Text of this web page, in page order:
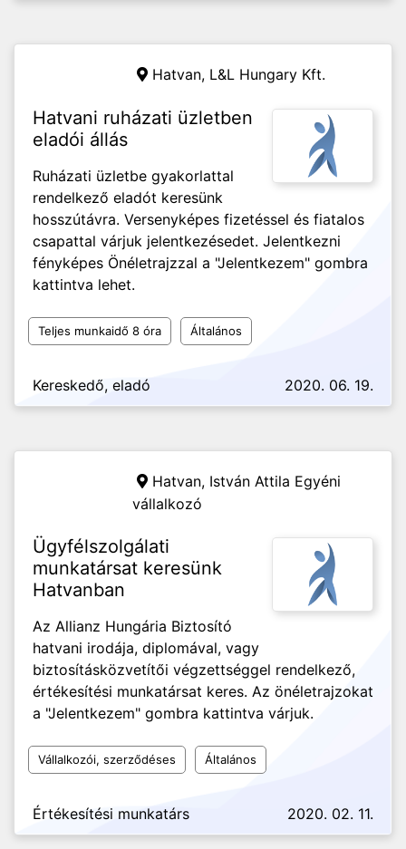
Hatvan, L&L Hungary Kft.
Hatvani ruházati üzletben
eladói állás
Ruházati üzletbe gyakorlattal
rendelkező eladót keresünk
hosszútávra. Versenyképes fizetéssel és fiatalos
csapattal várjuk jelentkezésedet. Jelentkezni
fényképes Önéletrajzzal a "Jelentkezem" gombra
kattintva lehet.
Teljes munkaidő 8 óra Általános
Kereskedő, eladó 2020. 06. 19.
Hatvan, István Attila Egyéni
vállalkozó
Ügyfélszolgálati
munkatársat keresünk
Hatvanban
Az Allianz Hungária Biztosító
hatvani irodája, diplomával, vagy
biztosításközvetítői végzettséggel rendelkező,
értékesítési munkatársat keres. Az önéletrajzokat
a "Jelentkezem" gombra kattintva várjuk.
Vállalkozói, szerződéses Általános
Értékesítési munkatárs 2020. 02. 11.